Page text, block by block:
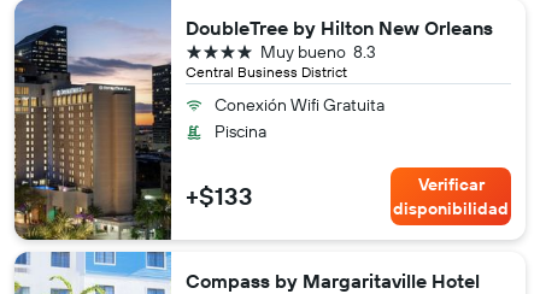
DoubleTree by Hilton New Orleans
Central Business District
8.3
Muy bueno
4 estrellas
Conexión Wifi Gratuita
Piscina
+$133
Verificar
disponibilidad
Compass by Margaritaville Hotel